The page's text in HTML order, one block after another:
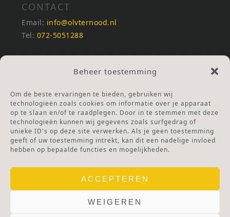
Beheer toestemming
Om de beste ervaringen te bieden, gebruiken wij
technologieën zoals cookies om informatie over je apparaat
op te slaan en/of te raadplegen. Door in te stemmen met deze
technologieën kunnen wij gegevens zoals surfgedrag of
unieke ID's op deze site verwerken. Als je geen toestemming
geeft of uw toestemming intrekt, kan dit een nadelige invloed
hebben op bepaalde functies en mogelijkheden.
ACCEPTEREN
WEIGEREN
CONTACT
Email: info@olvternood.nl
Tel: 072-5051288
REKENINGNUMMERS
NL25INGB0000672168
Ga naar Doneren
ANBI Stichting
RSIN nummer:002832987